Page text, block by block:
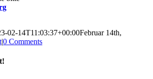
02-14T11:03:37+00:00Februar 14th,
|0 Comments